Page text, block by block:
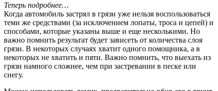
Теперь подробнее…
Когда автомобиль застрял в грязи уже нельзя воспользоваться
теми же средствами (за исключением лопаты, троса и цепей) и
способами, которые указаны выше и еще несколькими. Но
важно помнить результат будет зависеть от количества слоя
грязи. В некоторых случаях хватит одного помощника, а в
некоторых не хватить и пяти. Важно помнить, что выехать из
грязи намного сложнее, чем при застревании в песке или
снегу.